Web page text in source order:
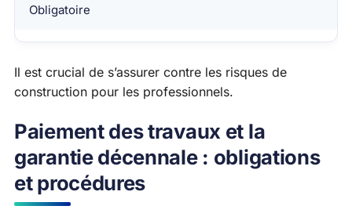
Obligatoire
Il est crucial de s’assurer contre les risques de
construction pour les professionnels.
Paiement des travaux et la
garantie décennale : obligations
et procédures